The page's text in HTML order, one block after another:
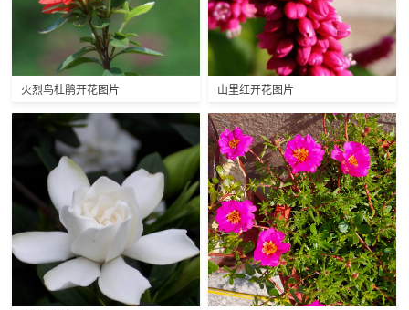
火烈鸟杜鹃开花图片 山里红开花图片